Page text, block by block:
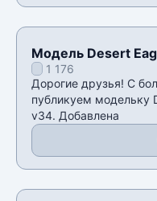
Модель Desert
1 176
Дорогие друзья! С
публикуем модельку
v34. Добавлена